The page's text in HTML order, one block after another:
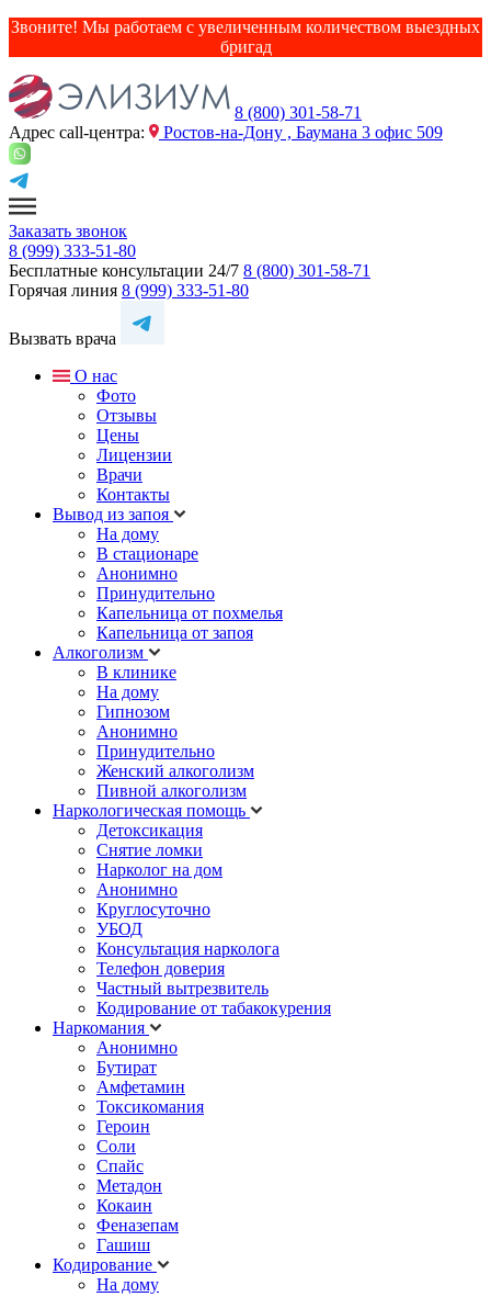
Звоните! Мы работаем с увеличенным количеством выездных
бригад
8 (800) 301-58-71
Адрес сall-центра:
Ростов-на-Дону , Баумана 3 офис 509
Заказать звонок
8 (999) 333-51-80
Бесплатные консультации 24/7 8 (800) 301-58-71
Горячая линия 8 (999) 333-51-80
Вызвать врача
О нас
Фото
Отзывы
Цены
Лицензии
Врачи
Контакты
Вывод из запоя
На дому
В стационаре
Анонимно
Принудительно
Капельница от похмелья
Капельница от запоя
Алкоголизм
В клинике
На дому
Гипнозом
Анонимно
Принудительно
Женский алкоголизм
Пивной алкоголизм
Наркологическая помощь
Детоксикация
Снятие ломки
Нарколог на дом
Анонимно
Круглосуточно
УБОД
Консультация нарколога
Телефон доверия
Частный вытрезвитель
Кодирование от табакокурения
Наркомания
Анонимно
Бутират
Амфетамин
Токсикомания
Героин
Соли
Спайс
Метадон
Кокаин
Феназепам
Гашиш
Кодирование
На дому